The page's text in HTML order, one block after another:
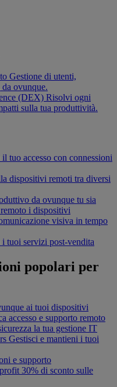
Gestione di utenti,
ovunque.
(DEX) Risolvi ogni
sulla tua produttività.
tuo accesso con connessioni
dispositivi remoti tra diversi
da ovunque tu sia
i dispositivi
visiva in tempo
tuoi servizi post-vendita
popolari per
ai tuoi dispositivi
accesso e supporto remoto
la tua gestione IT
Gestisci e mantieni i tuoi
e supporto
30% di sconto sulle